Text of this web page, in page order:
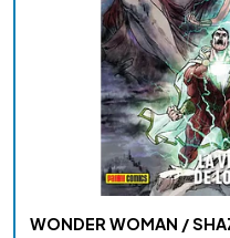
WONDER WOMAN /